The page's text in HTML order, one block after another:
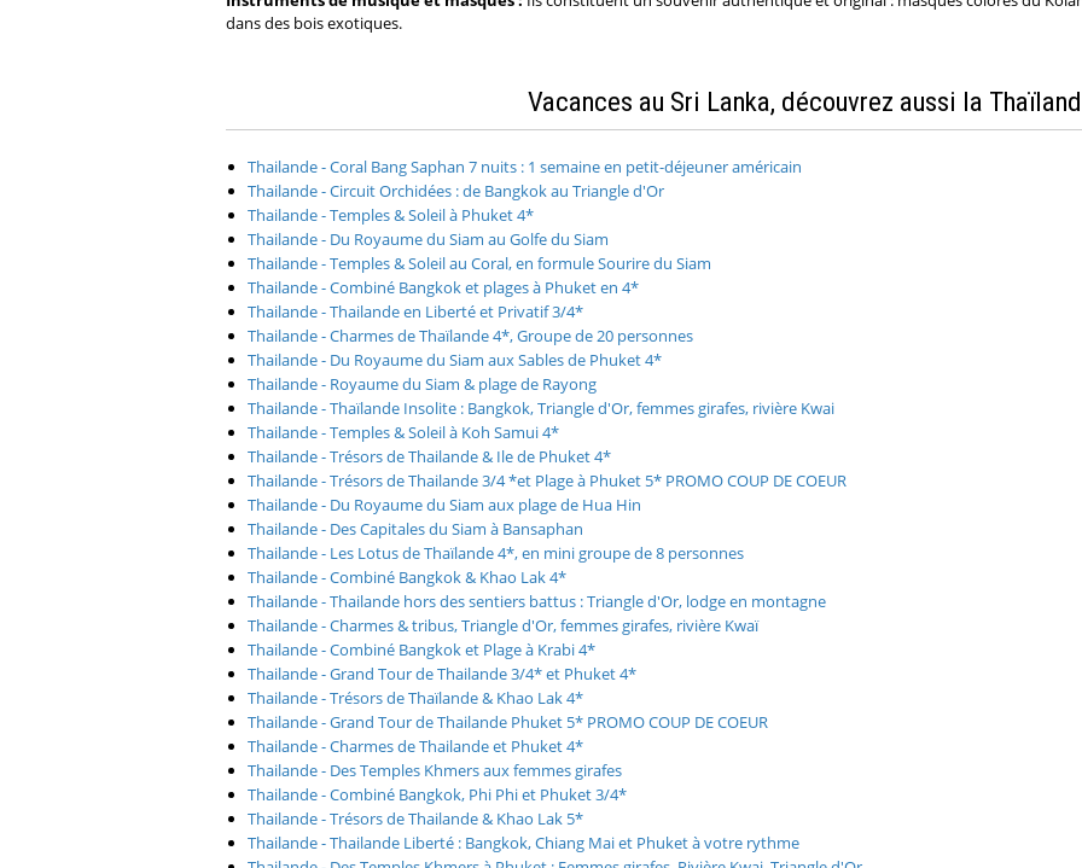
dans des bois exotiques.
Vacances au Sri Lanka, découvrez aussi la
Thailande - Coral Bang Saphan 7 nuits : 1 semaine en petit-déjeuner américain
Thailande - Circuit Orchidées : de Bangkok au Triangle d'Or
Thailande - Temples & Soleil à Phuket 4*
Thailande - Du Royaume du Siam au Golfe du Siam
Thailande - Temples & Soleil au Coral, en formule Sourire du Siam
Thailande - Combiné Bangkok et plages à Phuket en 4*
Thailande - Thailande en Liberté et Privatif 3/4*
Thailande - Charmes de Thaïlande 4*, Groupe de 20 personnes
Thailande - Du Royaume du Siam aux Sables de Phuket 4*
Thailande - Royaume du Siam & plage de Rayong
Thailande - Thaïlande Insolite : Bangkok, Triangle d'Or, femmes girafes, rivière Kwai
Thailande - Temples & Soleil à Koh Samui 4*
Thailande - Trésors de Thailande & Ile de Phuket 4*
Thailande - Trésors de Thailande 3/4 *et Plage à Phuket 5* PROMO COUP DE COEUR
Thailande - Du Royaume du Siam aux plage de Hua Hin
Thailande - Des Capitales du Siam à Bansaphan
Thailande - Les Lotus de Thaïlande 4*, en mini groupe de 8 personnes
Thailande - Combiné Bangkok & Khao Lak 4*
Thailande - Thailande hors des sentiers battus : Triangle d'Or, lodge en montagne
Thailande - Charmes & tribus, Triangle d'Or, femmes girafes, rivière Kwaï
Thailande - Combiné Bangkok et Plage à Krabi 4*
Thailande - Grand Tour de Thailande 3/4* et Phuket 4*
Thailande - Trésors de Thaïlande & Khao Lak 4*
Thailande - Grand Tour de Thailande Phuket 5* PROMO COUP DE COEUR
Thailande - Charmes de Thailande et Phuket 4*
Thailande - Des Temples Khmers aux femmes girafes
Thailande - Combiné Bangkok, Phi Phi et Phuket 3/4*
Thailande - Trésors de Thailande & Khao Lak 5*
Thailande - Thailande Liberté : Bangkok, Chiang Mai et Phuket à votre rythme